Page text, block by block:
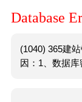
Database
(1040) 365建
因：1、数据库